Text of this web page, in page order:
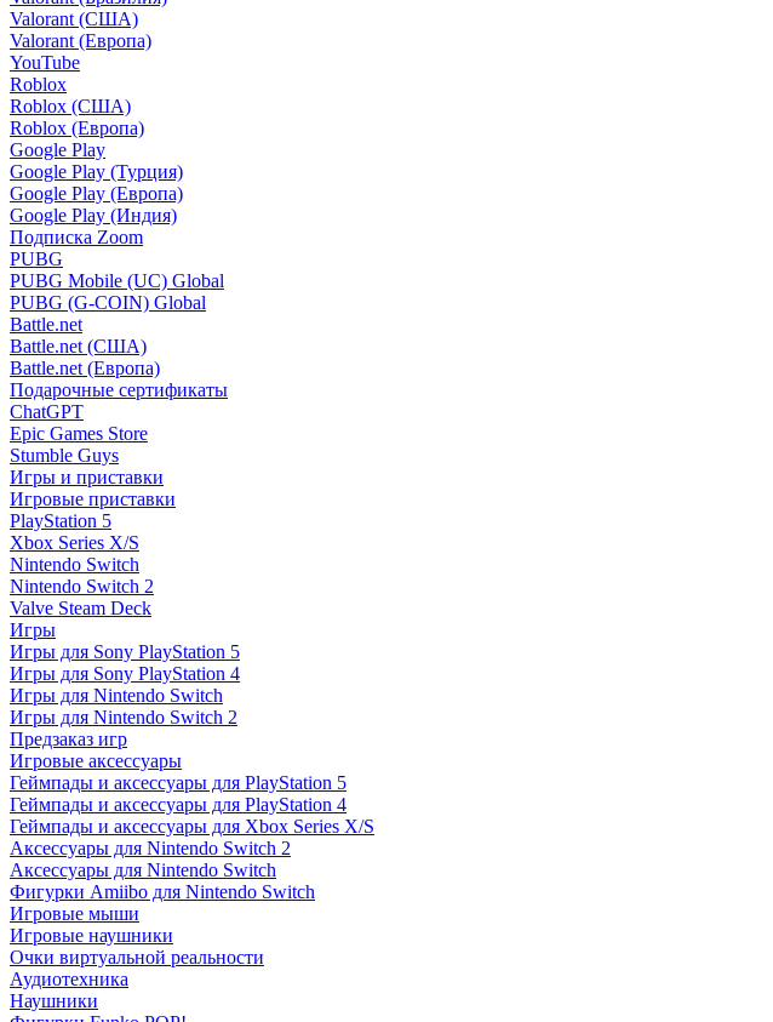
Valorant (США)
Valorant (Европа)
YouTube
Roblox
Roblox (США)
Roblox (Европа)
Google Play
Google Play (Турция)
Google Play (Европа)
Google Play (Индия)
Подписка Zoom
PUBG
PUBG Mobile (UC) Global
PUBG (G-COIN) Global
Battle.net
Battle.net (США)
Battle.net (Европа)
Подарочные сертификаты
ChatGPT
Epic Games Store
Stumble Guys
Игры и приставки
Игровые приставки
PlayStation 5
Xbox Series X/S
Nintendo Switch
Nintendo Switch 2
Valve Steam Deck
Игры
Игры для Sony PlayStation 5
Игры для Sony PlayStation 4
Игры для Nintendo Switch
Игры для Nintendo Switch 2
Предзаказ игр
Игровые аксессуары
Геймпады и аксессуары для PlayStation 5
Геймпады и аксессуары для PlayStation 4
Геймпады и аксессуары для Xbox Series X/S
Аксессуары для Nintendo Switch 2
Аксессуары для Nintendo Switch
Фигурки Amiibo для Nintendo Switch
Игровые мыши
Игровые наушники
Очки виртуальной реальности
Аудиотехника
Наушники